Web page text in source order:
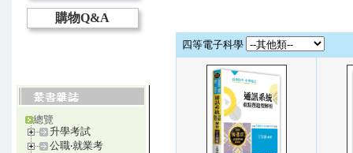
購物Q&A
總覽
升學考試
公職‧就業考
四等電子科學